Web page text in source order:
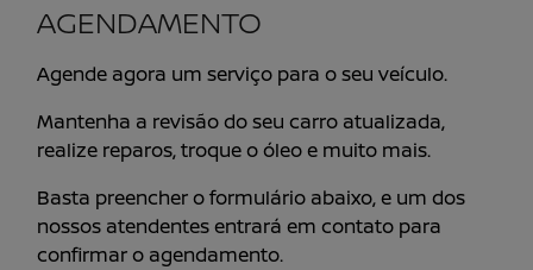
AGENDAMENTO
Agende agora um serviço para o seu veículo.
Mantenha a revisão do seu carro atualizada,
realize reparos, troque o óleo e muito mais.
Basta preencher o formulário abaixo, e um dos
nossos atendentes entrará em contato para
confirmar o agendamento.